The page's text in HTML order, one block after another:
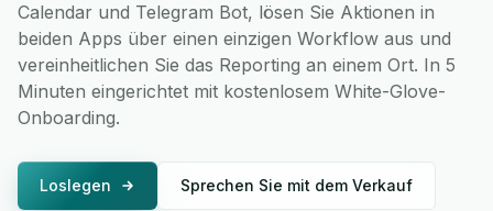
Calendar und Telegram Bot, lösen Sie Aktionen in
beiden Apps über einen einzigen Workflow aus und
vereinheitlichen Sie das Reporting an einem Ort. In 5
Minuten eingerichtet mit kostenlosem White-Glove-
Onboarding.
Loslegen Sprechen Sie mit dem Verkauf